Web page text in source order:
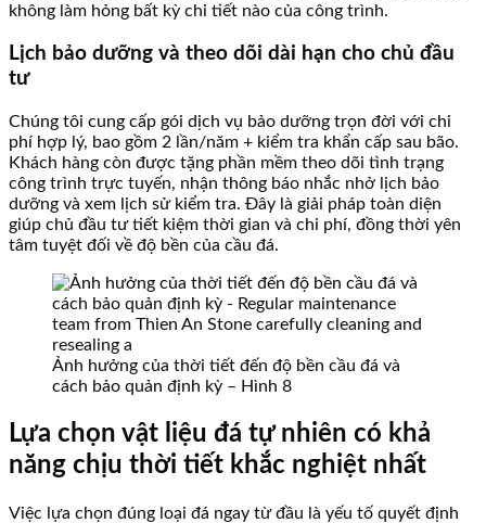
không làm hỏng bất kỳ chi tiết nào của công trình.
Lịch bảo dưỡng và theo dõi dài hạn cho chủ đầu
tư
Chúng tôi cung cấp gói dịch vụ bảo dưỡng trọn đời với chi
phí hợp lý, bao gồm 2 lần/năm + kiểm tra khẩn cấp sau bão.
Khách hàng còn được tặng phần mềm theo dõi tình trạng
công trình trực tuyến, nhận thông báo nhắc nhở lịch bảo
dưỡng và xem lịch sử kiểm tra. Đây là giải pháp toàn diện
giúp chủ đầu tư tiết kiệm thời gian và chi phí, đồng thời yên
tâm tuyệt đối về độ bền của cầu đá.
Ảnh hưởng của thời tiết đến độ bền cầu đá và
cách bảo quản định kỳ – Hình 8
Lựa chọn vật liệu đá tự nhiên có khả
năng chịu thời tiết khắc nghiệt nhất
Việc lựa chọn đúng loại đá ngay từ đầu là yếu tố quyết định